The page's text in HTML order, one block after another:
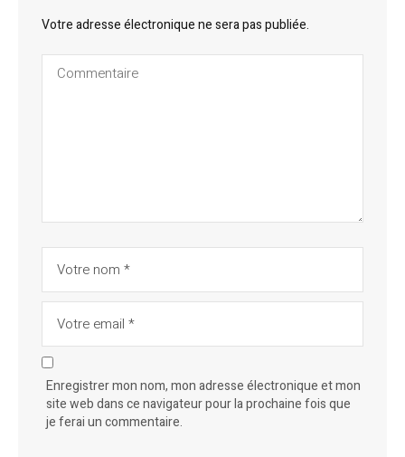
Votre adresse électronique ne sera pas publiée.
Enregistrer mon nom, mon adresse électronique et mon
site web dans ce navigateur pour la prochaine fois que
je ferai un commentaire.